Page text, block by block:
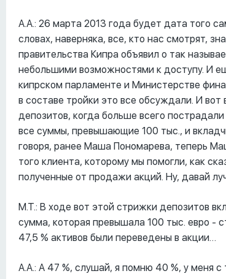
А.А.: 26 марта 2013 года будет дата того
словах, наверняка, все, кто нас смотрят,
правительства Кипра объявил о так
небольшими возможностями к доступу. И
кипрском парламенте и Министерстве
в составе тройки это все обсуждали. И
депозитов, когда больше всего
все суммы, превышающие 100 тыс., и
говоря, ранее Маша Пономарева, теперь
того клиента, которому мы помогли, как
полученные от продажи акций. Ну, давай
М.Т.: В ходе вот этой стрижки депозитов
сумма, которая превышала 100 тыс. евро -
47,5 % активов были переведены в акции…
А.А.: А 47 %, слушай, я помню 40 %, у меня